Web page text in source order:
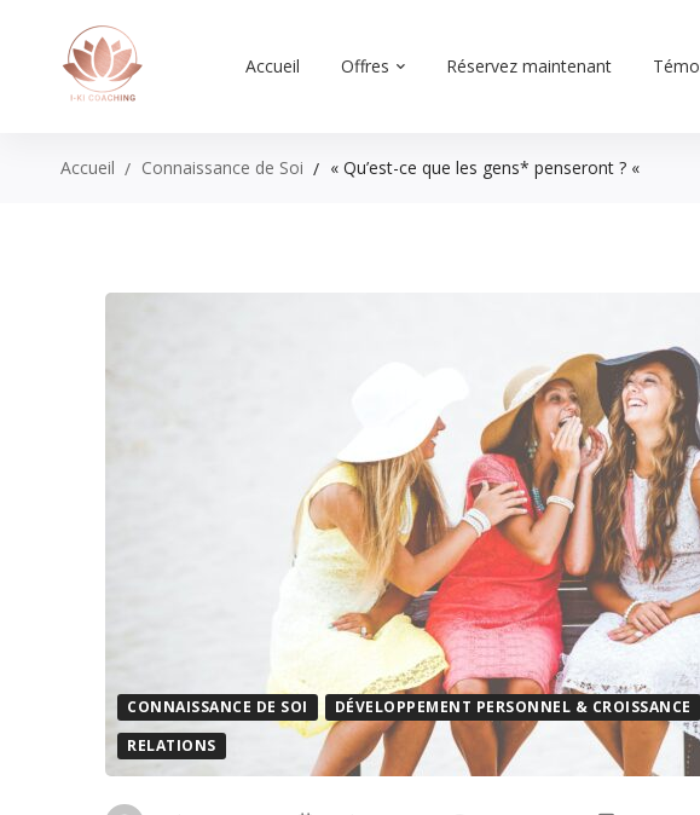
Accueil Offres Réservez maintenant
Accueil Connaissance de Soi « Qu’est-ce que les gens* penseront ? «
CONNAISSANCE DE SOI DÉVELOPPEMENT PERSONNEL & CROISSANCE
RELATIONS